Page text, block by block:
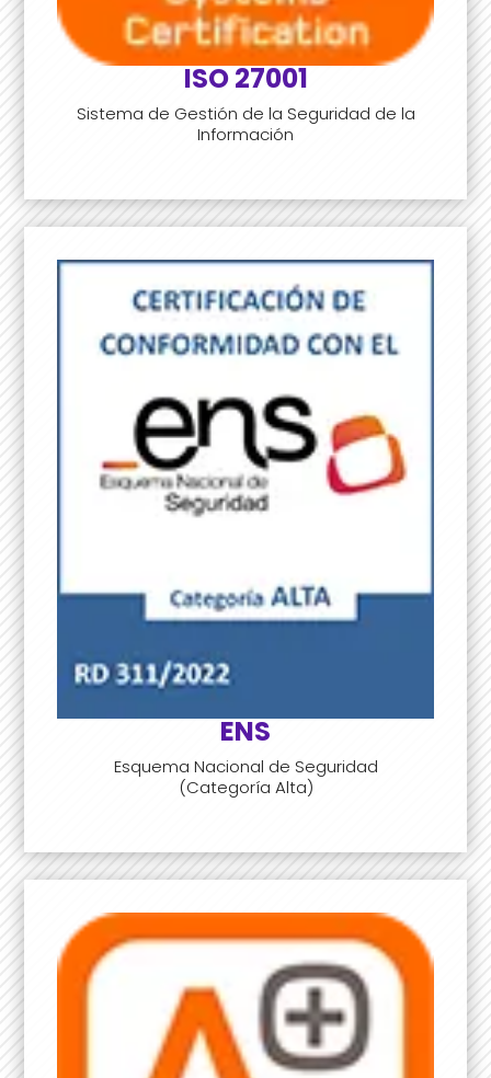
ISO 27001
Sistema de Gestión de la Seguridad de la
Información
ENS
Esquema Nacional de Seguridad
(Categoría Alta)